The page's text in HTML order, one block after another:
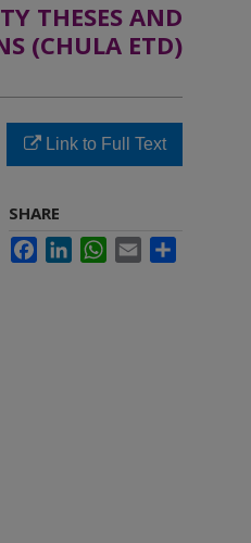
THESES AND
(CHULA ETD)
Link to Full Text
SHARE
FacebookLinkedInWhatsApp
Email